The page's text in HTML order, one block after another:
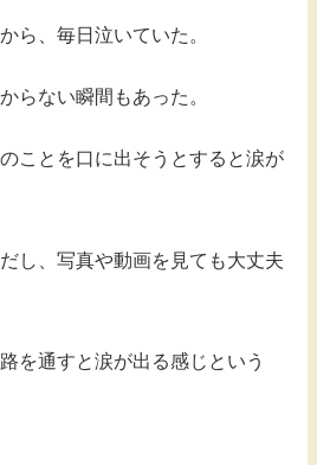
ら、毎日泣いていた。
らない瞬間もあった。
ことを口に出そうとすると涙が
し、写真や動画を見ても大丈夫
を通すと涙が出る感じという